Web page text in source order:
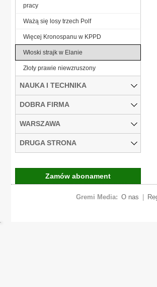
pracy
Ważą się losy trzech Polf
Więcej Kronospanu w KPPD
Włoski strajk w Elanie
Złoty prawie niewzruszony
NAUKA I TECHNIKA
DOBRA FIRMA
WARSZAWA
DRUGA STRONA
Zamów abonament
Gremi Media: O nas